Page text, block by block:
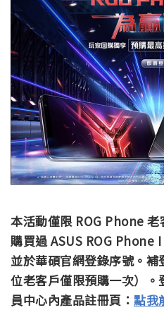
本活動僅限 ROG Phone
購買過 ASUS ROG Phone
並於華碩官網登錄序號。
位老客戶僅限預購一次）
員中心內產品註冊頁： 點我